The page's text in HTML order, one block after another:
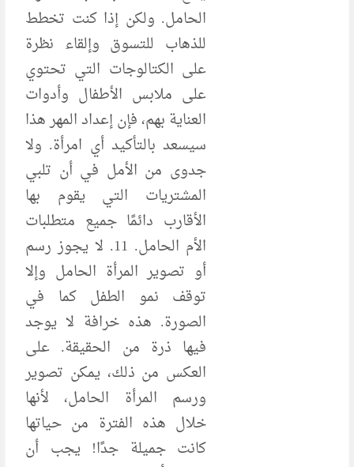
الحامل. ولكن إذا كنت تخطط
للذهاب للتسوق وإلقاء نظرة
على الكتالوجات التي تحتوي
على ملابس الأطفال وأدوات
العناية بهم، فإن إعداد المهر هذا
سيسعد بالتأكيد أي امرأة. ولا
جدوى من الأمل في أن تلبي
المشتريات التي يقوم بها
الأقارب دائمًا جميع متطلبات
الأم الحامل. 11. لا يجوز رسم
أو تصوير المرأة الحامل وإلا
توقف نمو الطفل كما في
الصورة. هذه خرافة لا يوجد
فيها ذرة من الحقيقة. على
العكس من ذلك، يمكن تصوير
ورسم المرأة الحامل، لأنها
خلال هذه الفترة من حياتها
كانت جميلة جدًا! يجب أن